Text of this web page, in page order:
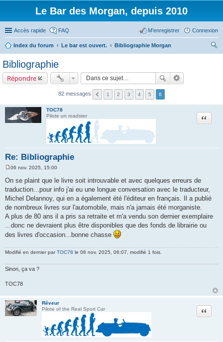
Le Bar des Morgan, depuis 2010
Accès rapide FAQ Connexion
M’enregistrer
Index du forum Le bar est ouvert.
Bibliographie Morgan
Bibliographie
Répondre
82 messages 1 2 3 4 5 6
TOC78
Pilote un roadster
Re: Bibliographie
Citation
s
s
a
g
e
06 nov. 2025, 15:00
On se plaint que le livre soit introuvable et avec quelques erreurs de
traduction...pour info j'ai eu une longue conversation avec le traducteur,
Michel Delannoy, qui en a également été l'éditeur en français. Il a publié
de nombreux livres sur l'automobile, mais n'a jamais été morganiste.
A plus de 80 ans il a pris sa retraite et m'a vendu son dernier exemplaire
...donc ne devraient plus être disponibles que des fonds de librairie ou
des livres d'occasion...bonne chasse
Modifié en dernier parTOC78 le 08 nov. 2025, 06:07, modifié 1 fois.
Sinon, ça va ?
TOC78
Rêveur
Pilote of the Real Sport Car
Citation